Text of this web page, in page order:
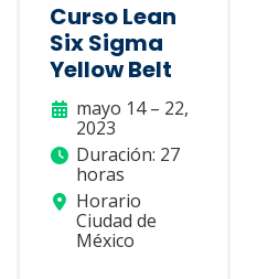
Curso Lean
Six Sigma
Yellow Belt
mayo 14 – 22,
2023
Duración: 27
horas
Horario
Ciudad de
México